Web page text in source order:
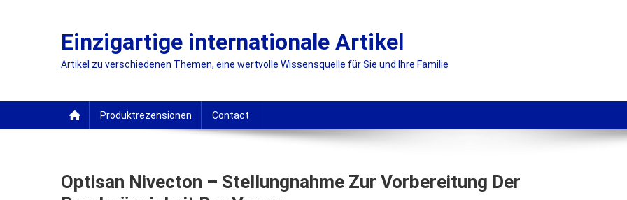
Einzigartige internationale Artikel
Artikel zu verschiedenen Themen, eine wertvolle Wissensquelle für Sie und Ihre Familie
Produktrezensionen Contact
Optisan Nivecton – Stellungnahme Zur Vorbereitung Der